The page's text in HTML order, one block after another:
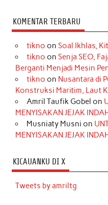
KOMENTAR TERBARU
tikno on Soal Ikhlas,
tikno on Senja SEO,
Berganti Menjadi Mesin
tikno on Nusantara di
Konstruksi Maritim, Laut
Amril Taufik Gobel on
MENYISAKAN JEJAK
Musniaty Musni on
MENYISAKAN JEJAK
KICAUANKU DI X
Tweets by amriltg